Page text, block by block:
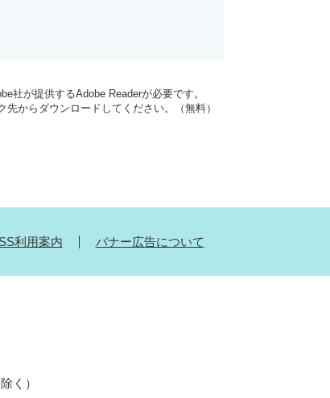
社が提供するAdobe Readerが必要です。
からダウンロードしてください。（無料）
利用案内 バナー広告について
く）